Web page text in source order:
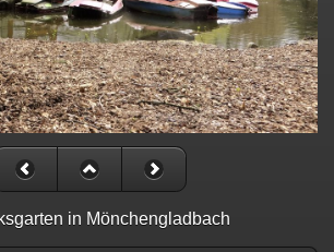
in Mönchengladbach